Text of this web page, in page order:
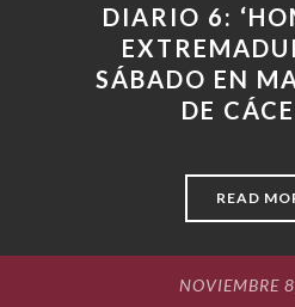
DIARIO 6:
SÁBADO EN
DE
READ
NOVIEMBRE